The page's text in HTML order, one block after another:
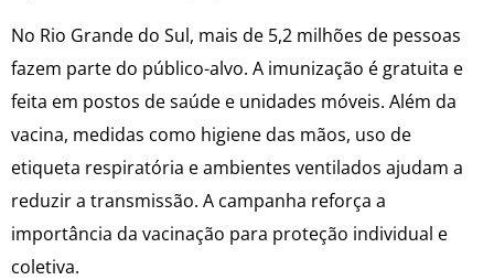
No Rio Grande do Sul, mais de 5,2 milhões de pessoas
fazem parte do público-alvo. A imunização é gratuita e
feita em postos de saúde e unidades móveis. Além da
vacina, medidas como higiene das mãos, uso de
etiqueta respiratória e ambientes ventilados ajudam a
reduzir a transmissão. A campanha reforça a
importância da vacinação para proteção individual e
coletiva.